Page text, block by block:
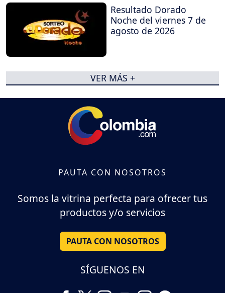
Resultado Dorado
Noche del viernes 7 de
agosto de 2026
VER MÁS +
PAUTA CON NOSOTROS
Somos la vitrina perfecta para ofrecer tus
productos y/o servicios
PAUTA CON NOSOTROS
SÍGUENOS EN